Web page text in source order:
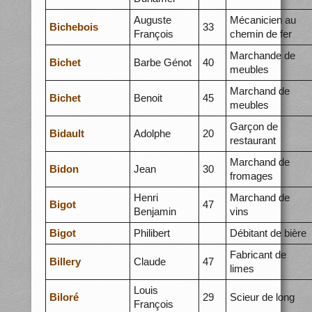
Bichebois
Auguste
François
33
Mécanicien au
chemin de fer
Bichet Barbe Génot 40
Marchande de
meubles
Bichet Benoit 45
Marchand de
meubles
Bidault Adolphe 20
Garçon de
restaurant
Bidon Jean 30
Marchand de
fromages
Bigot
Henri
Benjamin
47
Marchand de
vins
Bigot
Philibert Débitant de bière
Billery Claude 47
Fabricant de
limes
Biloré
Louis
François
29 Scieur de long